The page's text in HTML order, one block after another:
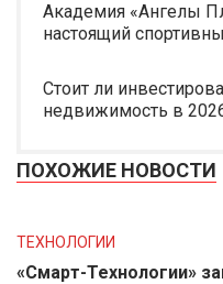
Академия «Ангелы
настоящий
Стоит ли
недвижимость в
ПОХОЖИЕ НОВОСТИ
ТЕХНОЛОГИИ
«Смарт-Технологии»